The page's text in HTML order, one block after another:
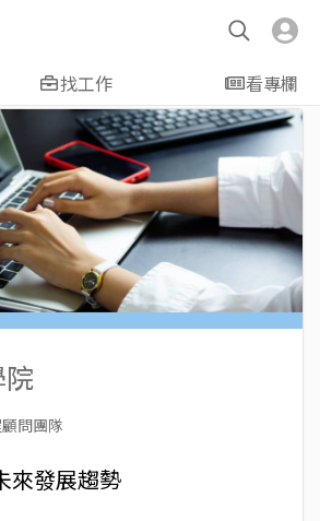
找工作 看專欄
問團隊
來發展趨勢